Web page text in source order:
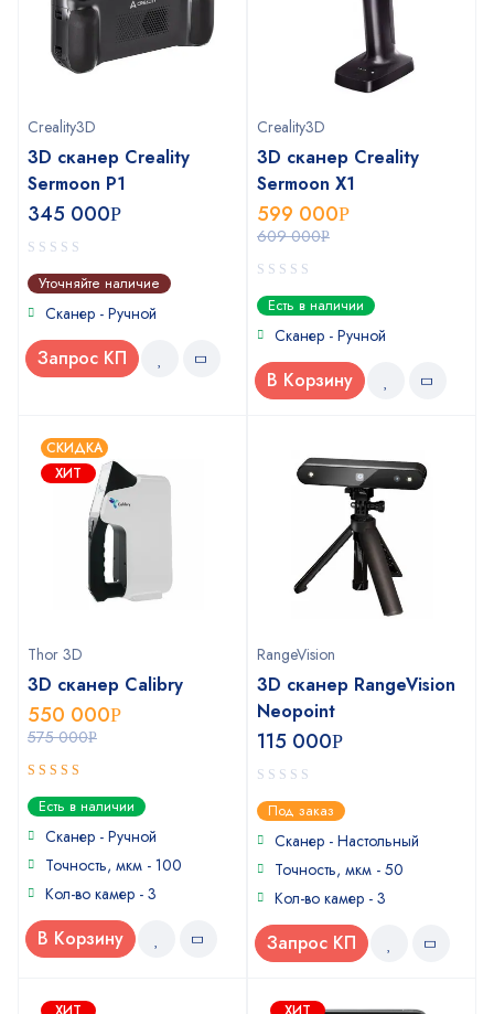
Creality3D
3D сканер Creality
Sermoon P1
345 000Р
0
out
of
Уточняйте наличие
Сканер - Ручной
Запрос КП
Creality3D
3D сканер Creality
Sermoon X1
609 000Р
599 000Р
0
out
of
Есть в наличии
Сканер - Ручной
В Корзину
СКИДКА
ХИТ
Thor 3D
3D сканер Calibry
575 000Р
550 000Р
5out of 5
Есть в наличии
Сканер - Ручной
Точность, мкм - 100
Кол-во камер - 3
В Корзину
RangeVision
3D сканер RangeVision
Neopoint
115 000Р
0
out
of
Под заказ
Сканер - Настольный
Точность, мкм - 50
Кол-во камер - 3
Запрос КП